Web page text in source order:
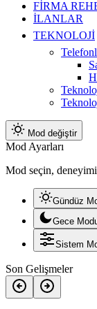
FİRMA
İLANLAR
TEKNOLOJİ
Mod değiştir
Mod Ayarları
Mod seçin,
Gündüz
Gece
Sistem
Son Gelişmeler